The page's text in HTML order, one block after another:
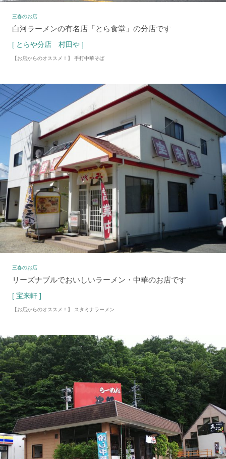
三春のお店
白河ラーメンの有名店「とら食堂」の分店です
[ とらや分店 村田や ]
【お店からのオススメ！】 手打中華そば
三春のお店
リーズナブルでおいしいラーメン・中華のお店です
[ 宝来軒 ]
【お店からのオススメ！】 スタミナラーメン